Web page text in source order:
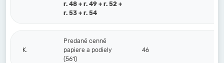
r. 48 + r. 49 + r. 52 +
r. 53 + r. 54
K.
Predané cenné
papiere a podiely
(561)
46